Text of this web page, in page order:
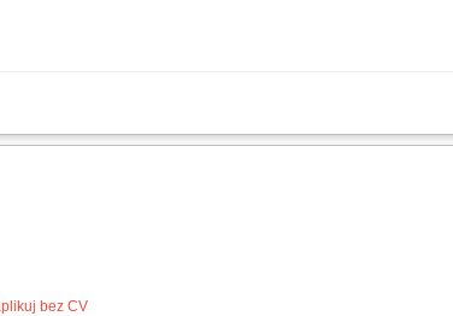
klientów oraz dobór rozwiązań ubezpieczeniowych; Prowadzenie
bez CV